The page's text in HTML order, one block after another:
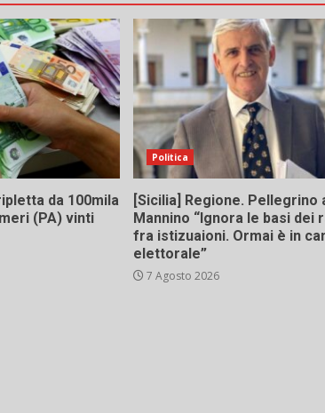
da 100mila
(PA) vinti
Politica
[Sicilia] Regione. Pellegrino
Mannino “Ignora le basi dei
fra istizuaioni. Ormai è in
elettorale”
7 Agosto 2026